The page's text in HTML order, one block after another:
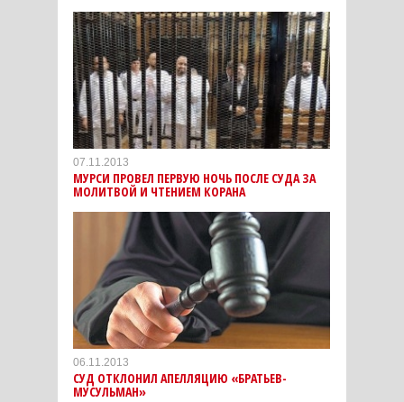
07.11.2013
МУРСИ ПРОВЕЛ ПЕРВУЮ НОЧЬ ПОСЛЕ СУДА ЗА
МОЛИТВОЙ И ЧТЕНИЕМ КОРАНА
06.11.2013
СУД ОТКЛОНИЛ АПЕЛЛЯЦИЮ «БРАТЬЕВ-
МУСУЛЬМАН»